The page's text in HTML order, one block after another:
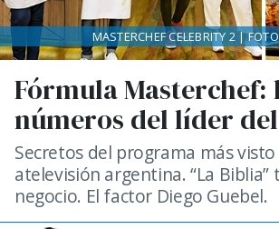
Fórmula Masterchef:
números del líder
Secretos del programa más
atelevisión argentina. “La Biblia”
negocio. El factor Diego Guebel.
MASTERCHEF CELEBRITY 2 |